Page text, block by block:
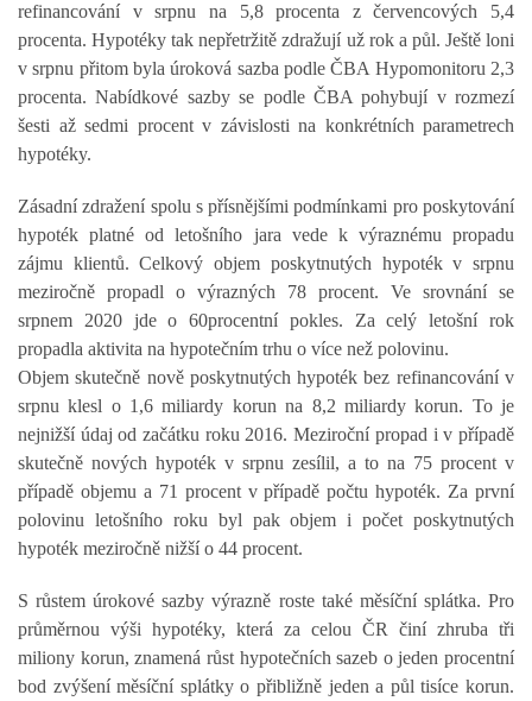
refinancování v srpnu na 5,8 procenta z červencových 5,4
procenta. Hypotéky tak nepřetržitě zdražují už rok a půl. Ještě loni
v srpnu přitom byla úroková sazba podle ČBA Hypomonitoru 2,3
procenta. Nabídkové sazby se podle ČBA pohybují v rozmezí
šesti až sedmi procent v závislosti na konkrétních parametrech
hypotéky.
Zásadní zdražení spolu s přísnějšími podmínkami pro poskytování
hypoték platné od letošního jara vede k výraznému propadu
zájmu klientů. Celkový objem poskytnutých hypoték v srpnu
meziročně propadl o výrazných 78 procent. Ve srovnání se
srpnem 2020 jde o 60procentní pokles. Za celý letošní rok
propadla aktivita na hypotečním trhu o více než polovinu.
Objem skutečně nově poskytnutých hypoték bez refinancování v
srpnu klesl o 1,6 miliardy korun na 8,2 miliardy korun. To je
nejnižší údaj od začátku roku 2016. Meziroční propad i v případě
skutečně nových hypoték v srpnu zesílil, a to na 75 procent v
případě objemu a 71 procent v případě počtu hypoték. Za první
polovinu letošního roku byl pak objem i počet poskytnutých
hypoték meziročně nižší o 44 procent.
S růstem úrokové sazby výrazně roste také měsíční splátka. Pro
průměrnou výši hypotéky, která za celou ČR činí zhruba tři
miliony korun, znamená růst hypotečních sazeb o jeden procentní
bod zvýšení měsíční splátky o přibližně jeden a půl tisíce korun.